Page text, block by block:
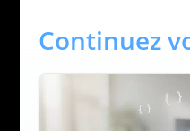
Continuez